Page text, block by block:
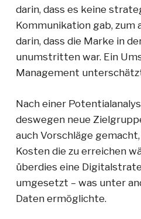
darin, dass es keine
Kommunikation gab, zum
darin, dass die Marke in
unumstritten war. Ein
Management
Nach einer
deswegen neue
auch Vorschläge
Kosten die zu erreichen
überdies eine
umgesetzt – was unter
Daten ermöglichte.